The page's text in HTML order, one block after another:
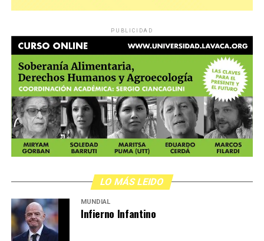
PUBLICIDAD
LO MÁS LEIDO
MUNDIAL
Infierno Infantino